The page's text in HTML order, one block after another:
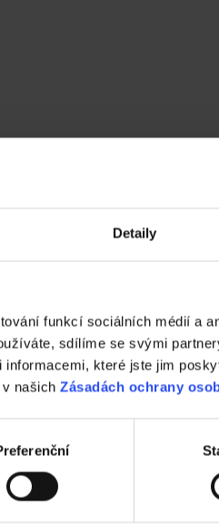
Detaily
funkcí sociálních médií a
sdílíme se svými
které jste jim
našich Zásadách ochrany